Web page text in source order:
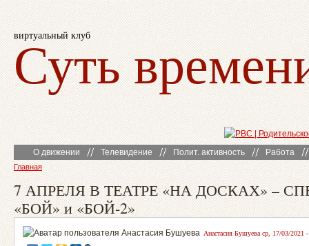
виртуальный клуб
Суть
О движении Телевидение Полит. активность Работа
Главная
7 АПРЕЛЯ В ТЕАТРЕ «НА ДОСКАХ» –
«БОЙ» и «БОЙ-2»
Анастасия Бушуева ср, 17/03/2021